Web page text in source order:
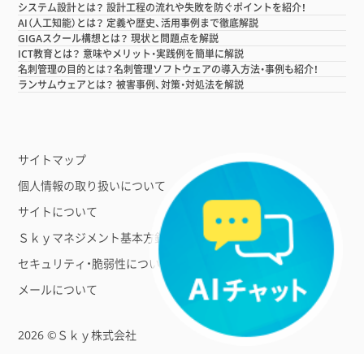
システム設計とは？ 設計工程の流れや失敗を防ぐポイントを紹介！
AI（人工知能）とは？ 定義や歴史、活用事例まで徹底解説
GIGAスクール構想とは？ 現状と問題点を解説
ICT教育とは？ 意味やメリット・実践例を簡単に解説
名刺管理の目的とは？名刺管理ソフトウェアの導入方法・事例も紹介！
ランサムウェアとは？ 被害事例、対策・対処法を解説
サイトマップ
個人情報の取り扱いについて
サイトについて
Ｓｋｙマネジメント基本方針
セキュリティ・脆弱性について
メールについて
2026 ©Ｓｋｙ株式会社